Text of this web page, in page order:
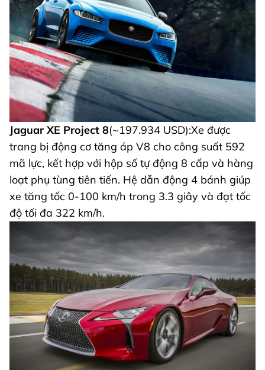
Jaguar XE Project 8(~197.934 USD):Xe được
trang bị động cơ tăng áp V8 cho công suất 592
mã lực, kết hợp với hộp số tự động 8 cấp và hàng
loạt phụ tùng tiên tiến. Hệ dẫn động 4 bánh giúp
xe tăng tốc 0-100 km/h trong 3.3 giây và đạt tốc
độ tối đa 322 km/h.